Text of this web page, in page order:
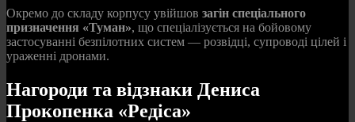
Окремо до складу корпусу увійшов загін спеціального
призначення «Туман», що спеціалізується на бойовому
застосуванні безпілотних систем — розвідці, супроводі цілей і
ураженні дронами.
Нагороди та відзнаки Дениса
Прокопенка «Редіса»